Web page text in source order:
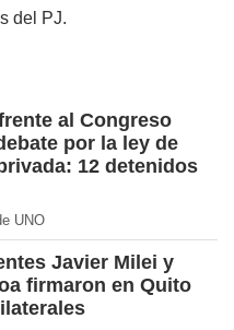
del PJ.
al Congreso
por la ley de
12 detenidos
UNO
Javier Milei y
firmaron en Quito